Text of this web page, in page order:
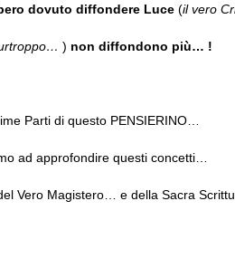
dovuto diffondere Luce (il vero
) non diffondono più… !
Parti di questo PENSIERINO…
ad approfondire questi concetti…
Vero Magistero… e della Sacra